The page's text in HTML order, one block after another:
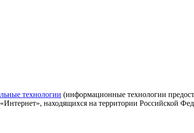
технологии (информационные технологии
находящихся на территории Российской